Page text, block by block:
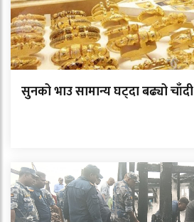
सुनको भाउ सामान्य घट्दा बढ्यो चाँदी